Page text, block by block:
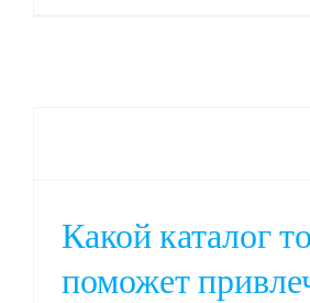
Какой каталог
поможет